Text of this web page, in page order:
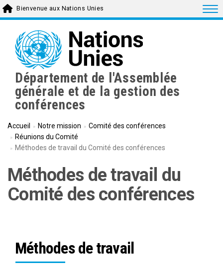
Aller
au
principal
Bienvenue aux Nations Unies
Département de l'Assemblée
générale et de la gestion des
conférences
Accueil Notre mission
Comité des conférences
Réunions du Comité
Méthodes de travail du Comité des conférences
Méthodes de travail du
Comité des conférences
Méthodes de travail